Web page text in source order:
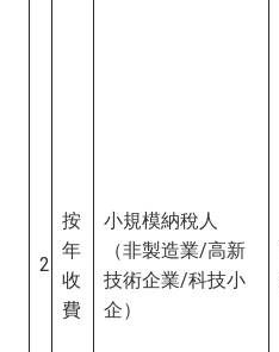
2
按
年
收
費
小規模納稅人
（非製造業/高新
技術企業/科技小
企）